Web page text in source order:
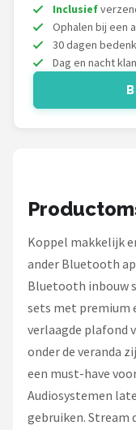
Fenton
Dali
Inclusief
Ophalen bij een
30 dagen
Dag en nacht
Koppel makkelijk
ander Bluetooth
Bluetooth inbouw
sets met premium
verlaagde plafond
onder de veranda
een must-have
Audiosystemen
gebruiken. Stream